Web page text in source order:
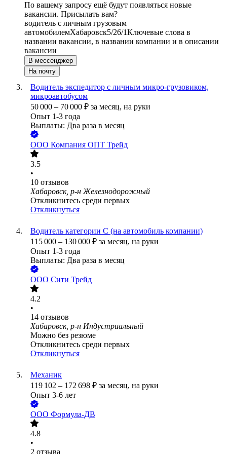
По вашему запросу ещё будут появляться новые
вакансии. Присылать вам?
водитель с личным грузовым
автомобилемХабаровск5/26/1Ключевые слова в
названии вакансии, в названии компании и в описании
вакансии
В мессенджер
На почту
Водитель экспедитор с личным микро-грузовиком,
микроавтобусом
50 000 – 70 000 ₽ за месяц, на руки
Опыт 1-3 года
Выплаты: Два раза в месяц
ООО Компания ОПТ Трейд
3.5
•
10 отзывов
Хабаровск, р-н Железнодорожный
Откликнитесь среди первых
Откликнуться
Водитель категории С (на автомобиль компании)
115 000 – 130 000 ₽ за месяц, на руки
Опыт 1-3 года
Выплаты: Два раза в месяц
ООО Сити Трейд
4.2
•
14 отзывов
Хабаровск, р-н Индустриальный
Можно без резюме
Откликнитесь среди первых
Откликнуться
Механик
119 102 – 172 698 ₽ за месяц, на руки
Опыт 3-6 лет
ООО Формула-ДВ
4.8
•
2 отзыва